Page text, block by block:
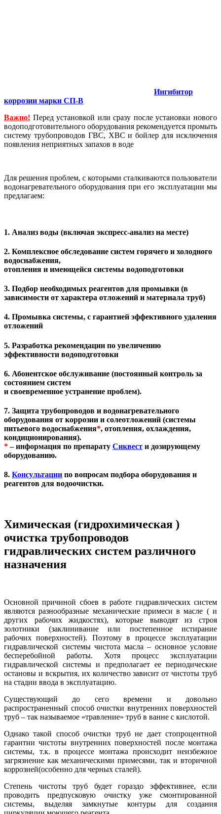
Ингибитор
коррозии марки СП-В
Важно! Перед установкой или сразу после установки нового
водоподготовительного оборудования рекомендуется промыть
систему трубопроводов ГВС, ХВС и бойлер для исключения
появления неприятных запахов в воде
Для решения проблем, с которыми сталкиваются пользователи
водонагревательного оборудования при его эксплуатации мы
предлагаем:
1. Анализ воды (включая экспресс-анализ на месте)
2. Комплексное обследование систем горячего и холодного
водоснабжения,
отопления и имеющейся системы водоподготовки
3. Подбор необходимых реагентов для промывки (в
зависимости от характера отложений и материала труб)
4. Промывка системы, с гарантией эффективного удаления
отложений
5. Разработка рекомендации по увеличению
эффективности водоподготовки
6. Абонентское обслуживание (постоянный контроль за
состоянием систем
и своевременное устранение проблем).
7. Защита трубопроводов и водонагревательного
оборудования от коррозии и солеотложений (системы
питьевого водоснабжения*, отопления, охлаждения,
кондиционирования).
*– информация по препарату Сиквест и дозирующему
оборудованию.
8. Консультации по вопросам подбора оборудования и
реагентов для водоочистки.
Химическая (гидрохимическая )
очистка трубопроводов
гидравлических систем различного
назначения
Основной причиной сбоев в работе гидравлических систем
являются разнообразные механические примеси в масле ( и
других рабочих жидкостях), которые выводят из строя
золотники (заклинивание или постепенное истирание
рабочих поверхностей). Поэтому в процессе эксплуатации
гидравлической системы чистота масла – основное условие
бесперебойной работы. Хотя процесс эксплуатации
гидравлической системы и предполагает ее периодические
остановы и вскрытия, их количество зависит от чистоты труб
на стадии ввода в эксплуатацию.
Существующий до сего времени и довольно
распространенный способ очистки внутренних поверхностей
труб – так называемое «травление» труб в ванне с кислотой.
Однако такой способ очистки труб не дает стопроцентной
гарантии чистоты внутренних поверхностей после монтажа
системы, т.к. в процессе монтажа происходит неизбежное
загрязнение как механическими примесями, так и вторичной
коррозией(особенно для черных сталей).
Степень чистоты труб будет гораздо эффективнее, если
проводить предпусковую очистку уже смонтированной
системы, выделяя замкнутые контуры для создания